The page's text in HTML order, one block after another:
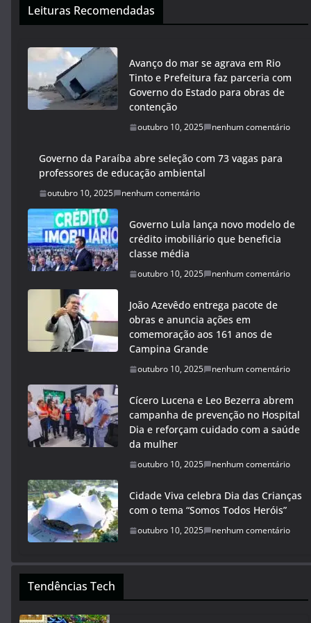
Leituras Recomendadas
Avanço do mar se agrava em Rio
Tinto e Prefeitura faz parceria com
Governo do Estado para obras de
contenção
outubro 10, 2025 nenhum comentário
Governo da Paraíba abre seleção com 73 vagas para
professores de educação ambiental
outubro 10, 2025 nenhum comentário
Governo Lula lança novo modelo de
crédito imobiliário que beneficia
classe média
outubro 10, 2025 nenhum comentário
João Azevêdo entrega pacote de
obras e anuncia ações em
comemoração aos 161 anos de
Campina Grande
outubro 10, 2025 nenhum comentário
Cícero Lucena e Leo Bezerra abrem
campanha de prevenção no Hospital
Dia e reforçam cuidado com a saúde
da mulher
outubro 10, 2025 nenhum comentário
Cidade Viva celebra Dia das Crianças
com o tema “Somos Todos Heróis”
outubro 10, 2025 nenhum comentário
Tendências Tech